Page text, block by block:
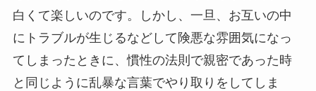
白くて楽しいのです。しかし、一旦、お互いの中
にトラブルが生じるなどして険悪な雰囲気になっ
てしまったときに、慣性の法則で親密であった時
と同じように乱暴な言葉でやり取りをしてしま